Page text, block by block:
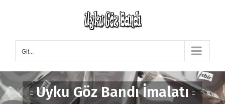
Git...
Uyku Göz Bandı İmalatı